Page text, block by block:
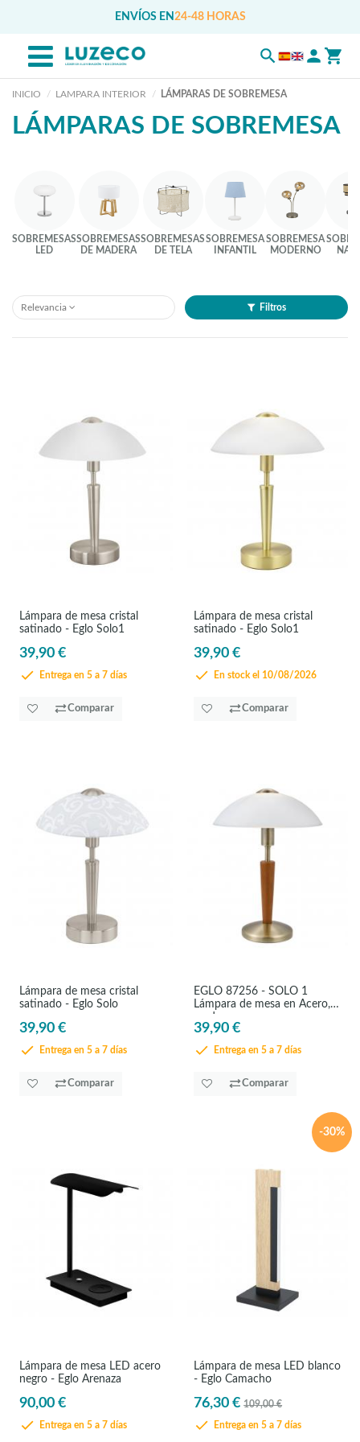
ENVÍOS EN 24-48 HORAS
INICIO LAMPARA INTERIOR LÁMPARAS DE SOBREMESA
LÁMPARAS DE SOBREMESA
SOBREMESAS
LED
SOBREMESAS
DE MADERA
SOBREMESAS
DE TELA
SOBREMESA
INFANTIL
SOBREMESA
MODERNO
Relevancia Filtros
Lámpara de mesa cristal
satinado - Eglo Solo1
39,90 €
Entrega en 5 a 7 días
Comparar
Lámpara de mesa cristal
satinado - Eglo Solo1
39,90 €
En stock el 10/08/2026
Comparar
Lámpara de mesa cristal
satinado - Eglo Solo
39,90 €
Entrega en 5 a 7 días
Comparar
EGLO 87256 - SOLO 1
Lámpara de mesa en Acero,
madera
39,90 €
Entrega en 5 a 7 días
Comparar
Lámpara de mesa LED acero
negro - Eglo Arenaza
90,00 €
Entrega en 5 a 7 días
-30%
Lámpara de mesa LED blanco
- Eglo Camacho
76,30 € 109,00 €
Entrega en 5 a 7 días